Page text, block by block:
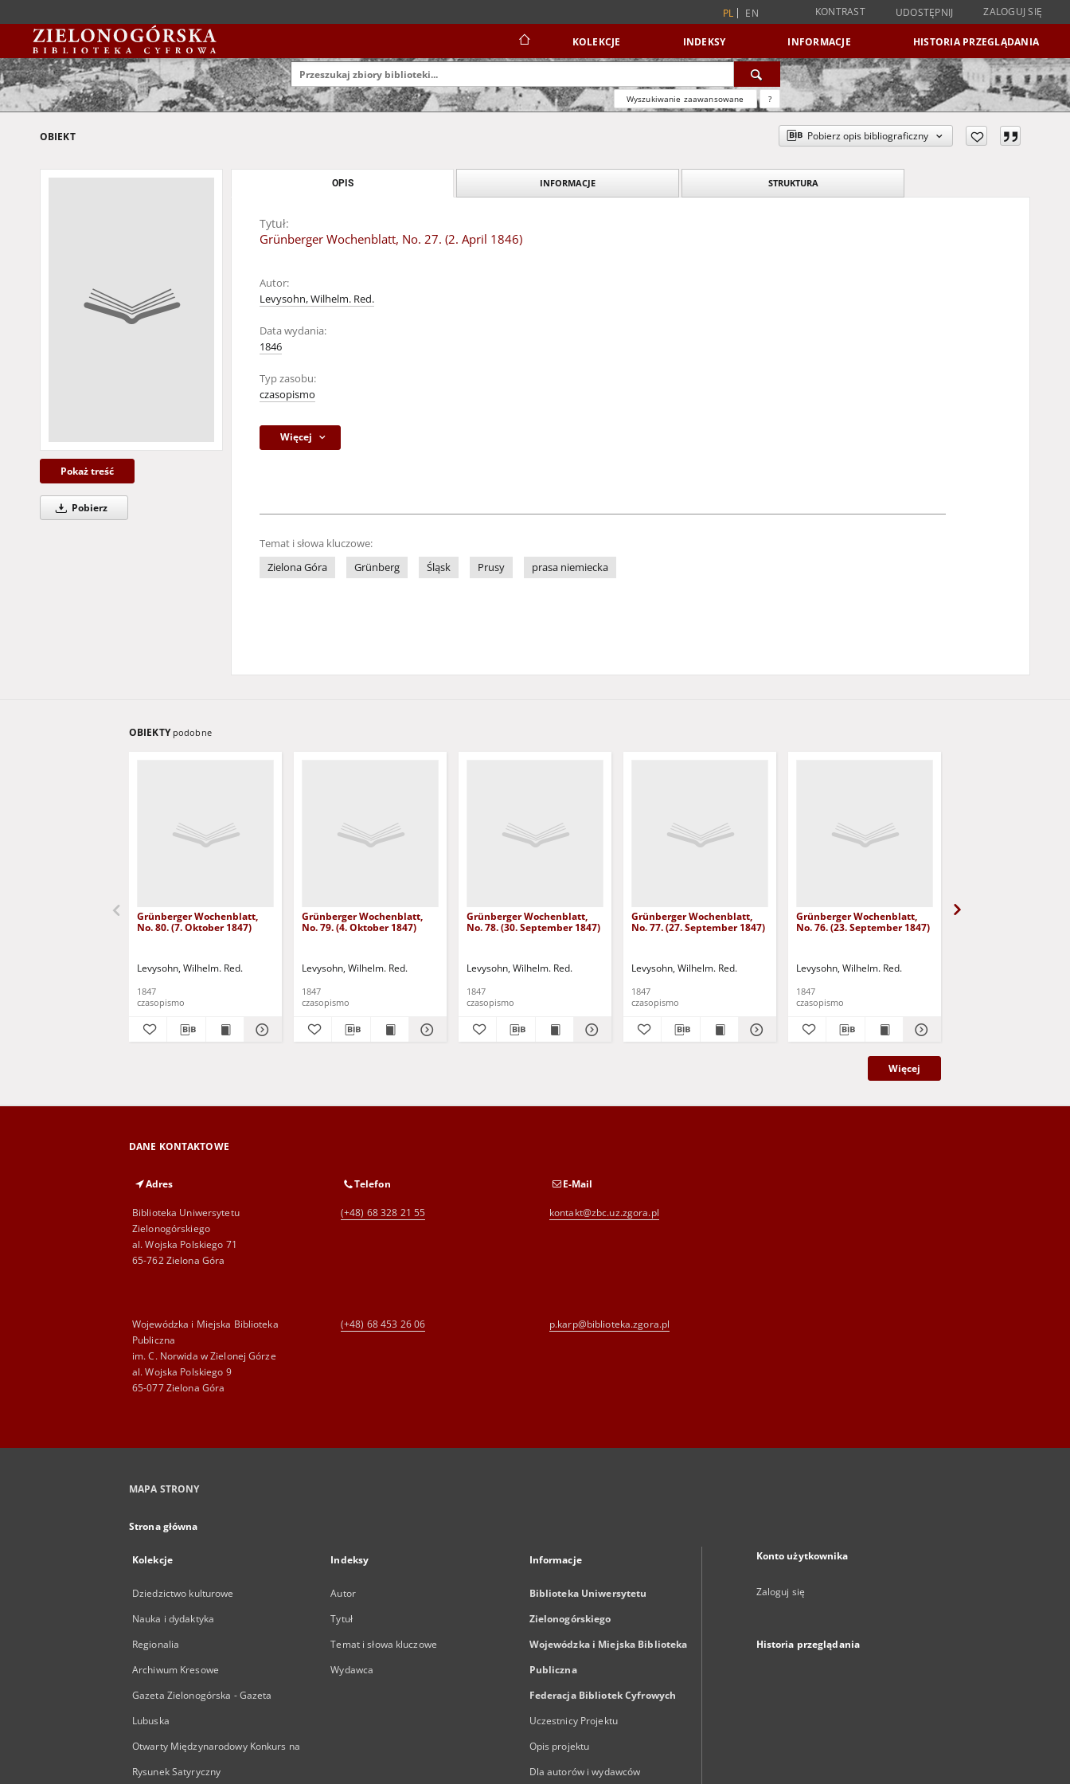
PL EN KONTRAST UDOSTĘPNIJ ZALOGUJ SIĘ
KOLEKCJE INDEKSY INFORMACJE HISTORIA PRZEGLĄDANIA
Wyszukiwanie zaawansowane ?
OBIEKT Pobierz opis bibliograficzny
Pokaż treść
Pobierz
OPIS INFORMACJE STRUKTURA
Tytuł:
Grünberger Wochenblatt, No. 27. (2. April 1846)
Autor:
Levysohn, Wilhelm. Red.
Data wydania:
1846
Typ zasobu:
czasopismo
Więcej
Temat i słowa kluczowe:
Zielona Góra
Grünberg Śląsk Prusy prasa niemiecka
OBIEKTY podobne
Grünberger Wochenblatt,
No. 80. (7. Oktober 1847)
Levysohn, Wilhelm. Red.
1847
czasopismo
Grünberger Wochenblatt,
No. 79. (4. Oktober 1847)
Levysohn, Wilhelm. Red.
1847
czasopismo
Grünberger Wochenblatt,
No. 78. (30. September 1847)
Levysohn, Wilhelm. Red.
1847
czasopismo
Grünberger Wochenblatt,
No. 77. (27. September 1847)
Levysohn, Wilhelm. Red.
1847
czasopismo
Grünberger Wochenblatt,
No. 76. (23. September 1847)
Levysohn, Wilhelm. Red.
1847
czasopismo
Więcej
DANE KONTAKTOWE
Adres
Biblioteka Uniwersytetu
Zielonogórskiego
al. Wojska Polskiego 71
65-762 Zielona Góra
Telefon
(+48) 68 328 21 55
E-Mail
kontakt@zbc.uz.zgora.pl
Wojewódzka i Miejska Biblioteka
Publiczna
im. C. Norwida w Zielonej Górze
al. Wojska Polskiego 9
65-077 Zielona Góra
(+48) 68 453 26 06 p.karp@biblioteka.zgora.pl
MAPA STRONY
Strona główna
Kolekcje
Dziedzictwo kulturowe
Nauka i dydaktyka
Regionalia
Archiwum Kresowe
Gazeta Zielonogórska - Gazeta
Lubuska
Otwarty Międzynarodowy Konkurs na
Rysunek Satyryczny
Indeksy
Autor
Tytuł
Temat i słowa kluczowe
Wydawca
Informacje
Biblioteka Uniwersytetu
Zielonogórskiego
Wojewódzka i Miejska Biblioteka
Publiczna
Federacja Bibliotek Cyfrowych
Uczestnicy Projektu
Opis projektu
Dla autorów i wydawców
Konto użytkownika
Zaloguj się
Historia przeglądania